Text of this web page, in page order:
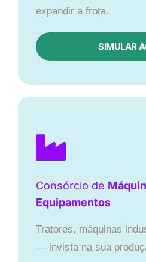
expandir a frota.
SIMULAR
Consórcio de
Equipamentos
Tratores, máquinas
— invista na sua